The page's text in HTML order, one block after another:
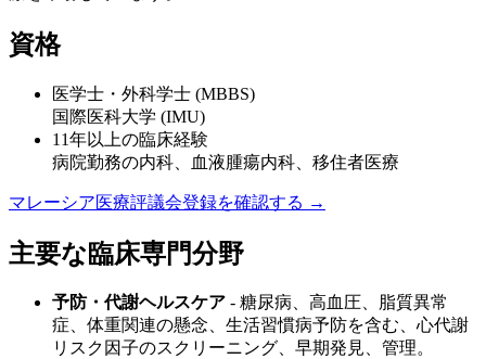
資格
医学士・外科学士 (MBBS)
国際医科大学 (IMU)
11年以上の臨床経験
病院勤務の内科、血液腫瘍内科、移住者医療
マレーシア医療評議会登録を確認する →
主要な臨床専門分野
予防・代謝ヘルスケア - 糖尿病、高血圧、脂質異常
症、体重関連の懸念、生活習慣病予防を含む、心代謝
リスク因子のスクリーニング、早期発見、管理。